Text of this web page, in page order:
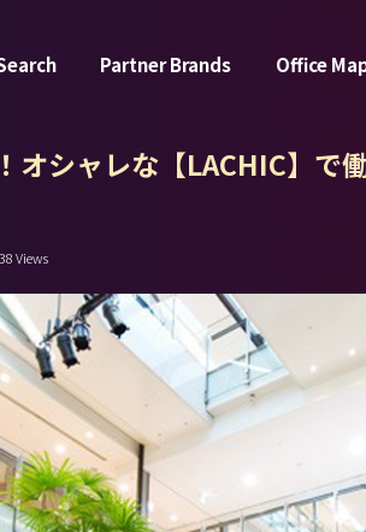
Partner Brands Office
オシャレな【LACHIC】で
Views